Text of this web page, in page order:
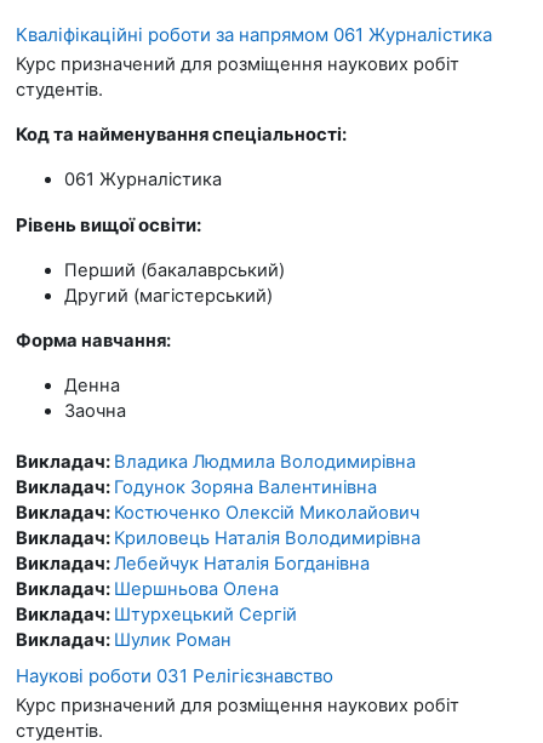
Кваліфікаційні роботи за напрямом 061 Журналістика
Курс призначений для розміщення наукових робіт
студентів.
Код та найменування спеціальності:
061 Журналістика
Рівень вищої освіти:
Перший (бакалаврський)
Другий (магістерський)
Форма навчання:
Денна
Заочна
Викладач: Владика Людмила Володимирівна
Викладач: Годунок Зоряна Валентинівна
Викладач: Костюченко Олексій Миколайович
Викладач: Криловець Наталія Володимирівна
Викладач:Лебейчук Наталія Богданівна
Викладач: Шершньова Олена
Викладач: Штурхецький Сергій
Викладач: Шулик Роман
Наукові роботи 031 Релігієзнавство
Курс призначений для розміщення наукових робіт
студентів.